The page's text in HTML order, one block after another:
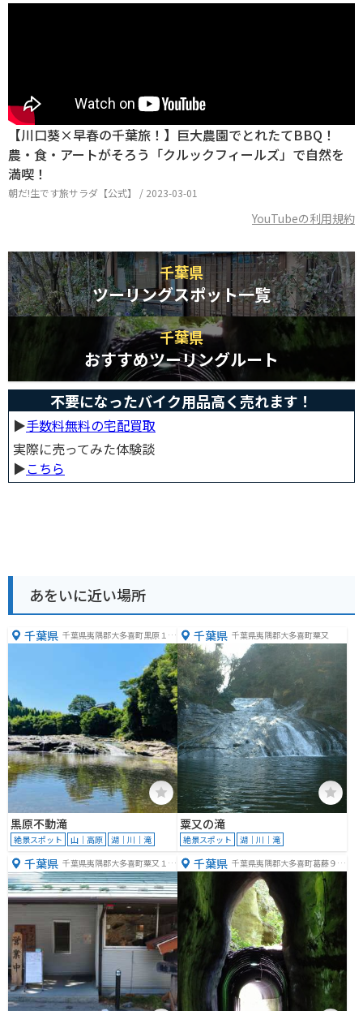
【川口葵×早春の千葉旅！】巨大農園でとれたてBBQ！
農・食・アートがそろう「クルックフィールズ」で自然を
満喫！
朝だ!生です旅サラダ【公式】 / 2023-03-01
YouTubeの利用規約
千葉県
ツーリングスポット一覧
千葉県
おすすめツーリングルート
不要になったバイク用品高く売れます！
▶︎手数料無料の宅配買取
実際に売ってみた体験談
▶︎こちら
あをいに近い場所
千葉県 千葉県夷隅郡大多喜町黒原１４
６
黒原不動滝
絶景スポット 山｜高原 湖｜川｜滝
千葉県 千葉県夷隅郡大多喜町粟又
粟又の滝
絶景スポット 湖｜川｜滝
千葉県 千葉県夷隅郡大多喜町粟又１７
６
千葉県 千葉県夷隅郡大多喜町葛藤９３
２